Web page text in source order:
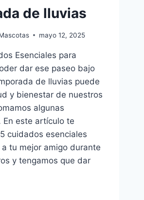
de lluvias
mayo 12, 2025
Esenciales para
dar ese paseo bajo
de lluvias puede
y bienestar de nuestros
algunas
En este artículo te
cuidados esenciales
tu mejor amigo durante
y tengamos que dar